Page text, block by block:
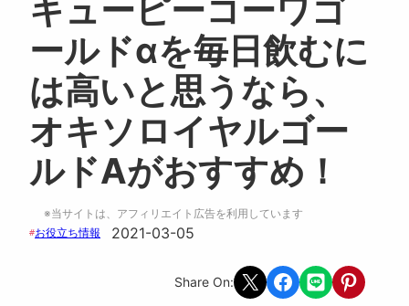
キューピーコーワゴ
ールドαを毎日飲むに
は高いと思うなら、
オキソロイヤルゴー
ルドAがおすすめ！
※当サイトは、アフィリエイト広告を利用しています
#お役立ち情報 2021-03-05
Share On: Share on X Share on Facebook
Share on LINEShare on